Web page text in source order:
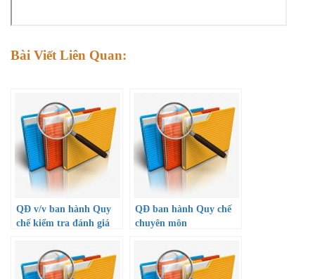
Bài Viết Liên Quan:
QĐ v/v ban hành Quy
chế kiểm tra đánh giá
QĐ ban hành Quy chế
chuyên môn